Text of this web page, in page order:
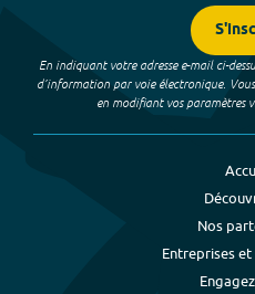
En indiquant votre adresse e-mail ci-
d’information par voie électronique.
en modifiant vos paramètres
Nos
Entreprises